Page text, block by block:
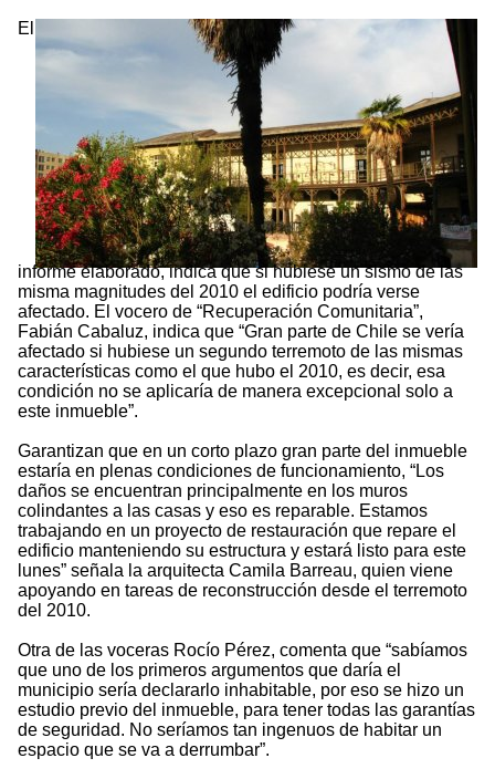
El
informe elaborado, indica que si hubiese un sismo de las
misma magnitudes del 2010 el edificio podría verse
afectado. El vocero de “Recuperación Comunitaria”,
Fabián Cabaluz, indica que “Gran parte de Chile se vería
afectado si hubiese un segundo terremoto de las mismas
características como el que hubo el 2010, es decir, esa
condición no se aplicaría de manera excepcional solo a
este inmueble”.
Garantizan que en un corto plazo gran parte del inmueble
estaría en plenas condiciones de funcionamiento, “Los
daños se encuentran principalmente en los muros
colindantes a las casas y eso es reparable. Estamos
trabajando en un proyecto de restauración que repare el
edificio manteniendo su estructura y estará listo para este
lunes” señala la arquitecta Camila Barreau, quien viene
apoyando en tareas de reconstrucción desde el terremoto
del 2010.
Otra de las voceras Rocío Pérez, comenta que “sabíamos
que uno de los primeros argumentos que daría el
municipio sería declararlo inhabitable, por eso se hizo un
estudio previo del inmueble, para tener todas las garantías
de seguridad. No seríamos tan ingenuos de habitar un
espacio que se va a derrumbar”.